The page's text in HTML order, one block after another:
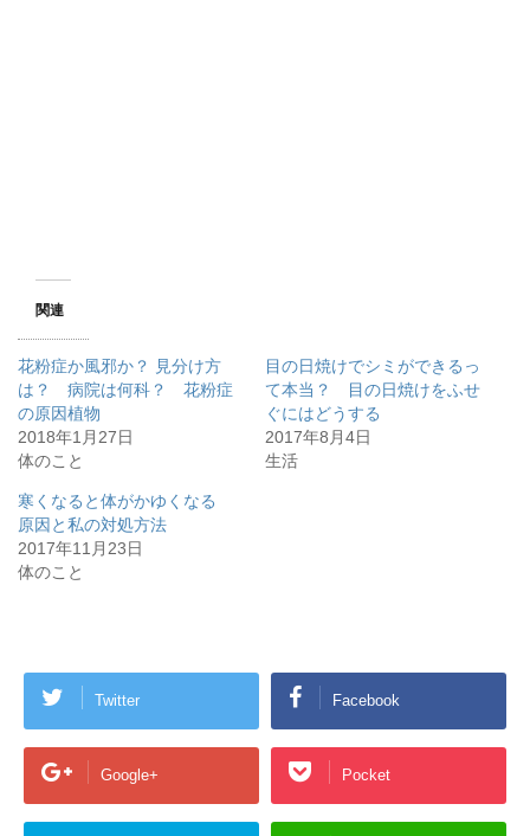
関連
花粉症か風邪か？ 見分け方
は？ 病院は何科？ 花粉症
の原因植物
2018年1月27日
体のこと
目の日焼けでシミができるっ
て本当？ 目の日焼けをふせ
ぐにはどうする
2017年8月4日
生活
寒くなると体がかゆくなる
原因と私の対処方法
2017年11月23日
体のこと
Twitter Facebook
Google+ Pocket